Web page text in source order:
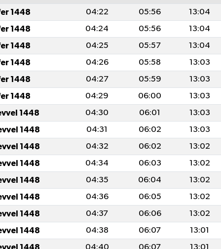
1448
04:22 05:56
13:04
1448
04:24 05:56
13:04
1448
04:25 05:57
13:04
1448
04:26 05:58
13:03
1448
04:27 05:59
13:03
1448
04:29 06:00
13:03
1448
04:30 06:01
13:03
1448
04:31 06:02
13:03
1448
04:32 06:02
13:02
1448
04:34 06:03
13:02
1448
04:35 06:04
13:02
1448
04:36 06:05
13:02
1448
04:37 06:06
13:02
1448
04:38 06:07
13:01
1448
04:40 06:07 13:01